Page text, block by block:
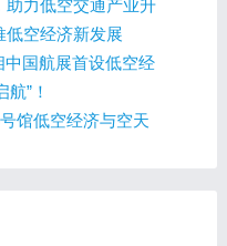
助力低空交通产业升
低空经济新发展
国航展首设低空经
”！
馆低空经济与空天